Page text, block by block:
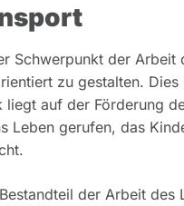
Schwerpunkt der Arbeit
zu gestalten.
liegt auf der Förderung
Leben gerufen, das
der Arbeit des